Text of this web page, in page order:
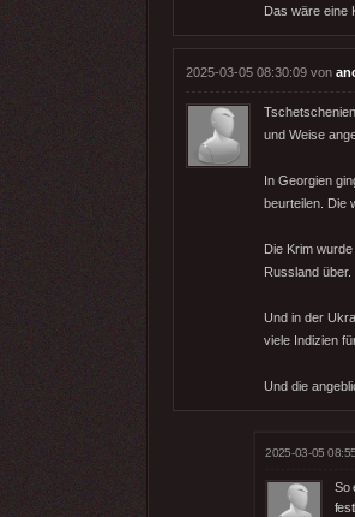
Das wäre eine
2025-03-05 08:30:09 von
und Weise
In Georgien
beurteilen. Die
Die Krim
Russland über.
Und in der
viele Indizien
Und die
2025-03-05
So